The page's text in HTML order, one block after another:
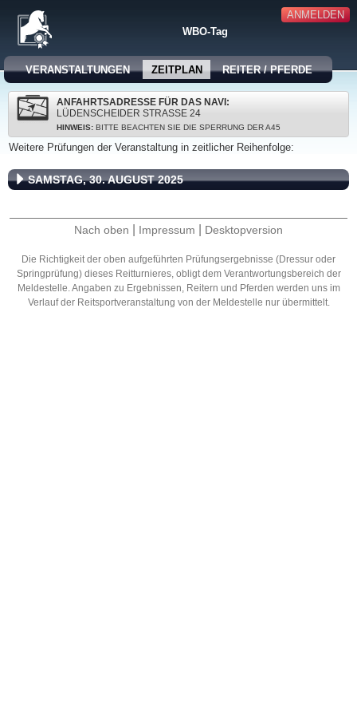
ANMELDEN
WBO-Tag
VERANSTALTUNGEN ZEITPLAN REITER / PFERDE
ANFAHRTSADRESSE FÜR DAS NAVI:
LÜDENSCHEIDER STRASSE 24
HINWEIS: BITTE BEACHTEN SIE DIE SPERRUNG DER A45
Weitere Prüfungen der Veranstaltung in zeitlicher Reihenfolge:
SAMSTAG, 30. AUGUST 2025
Nach oben Impressum Desktopversion
Die Richtigkeit der oben aufgeführten Prüfungsergebnisse (Dressur oder
Springprüfung) dieses Reitturnieres, obligt dem Verantwortungsbereich der
Meldestelle. Angaben zu Ergebnissen, Reitern und Pferden werden uns im
Verlauf der Reitsportveranstaltung von der Meldestelle nur übermittelt.